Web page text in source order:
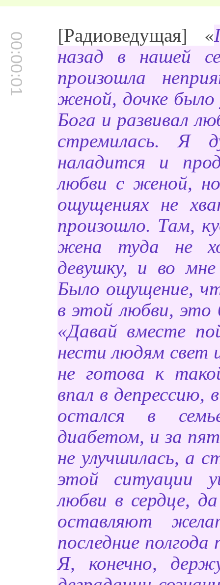
00:00:01 [Радиоведущая] «
назад в нашей
произошла
женой, дочке было
Бога и развивал
стремилась. Я
наладится и
любви с женой,
ощущениях не
произошло. Там,
жена туда не
девушку, и во
Было ощущение,
в этой любви, это
«Давай вместе
нести людям свет
не готова к
впал в
остался в
диабетом, и за
не улучшилась, а
этой ситуации
любви в сердце,
оставляют
последние
Я, конечно,